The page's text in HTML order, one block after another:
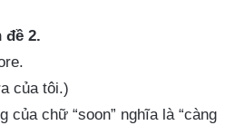
đề 2.
của tôi.)
chữ “soon” nghĩa là “càng